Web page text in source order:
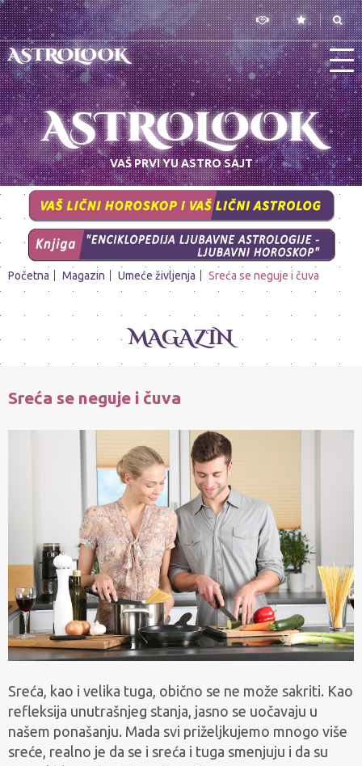
ASTROLOOK
ASTROLOOK
VAŠ PRVI YU ASTRO SAJT
Početna Magazin Umeće življenja Sreća se neguje i čuva
MAGAZIN
Sreća se neguje i čuva
Sreća, kao i velika tuga, obično se ne može sakriti. Kao
refleksija unutrašnjeg stanja, jasno se uočavaju u
našem ponašanju. Mada svi priželjkujemo mnogo više
sreće, realno je da se i sreća i tuga smenjuju i da su